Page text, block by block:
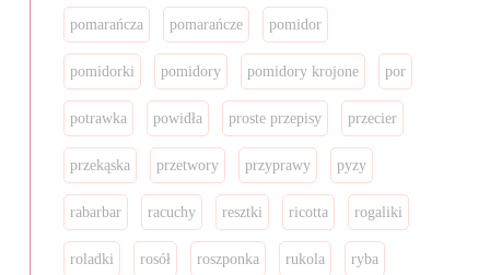
pomarańcza pomarańcze pomidor
pomidorki pomidory pomidory krojone por
potrawka powidła proste przepisy przecier
przekąska przetwory przyprawy pyzy
rabarbar racuchy resztki ricotta rogaliki
roladki rosół roszponka rukola ryba